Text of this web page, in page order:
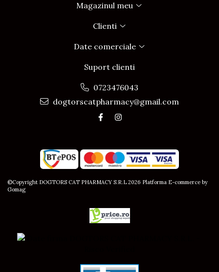
Magazinul meu
Clienti
Date comerciale
Suport clienti
0723476043
dogtorscatpharmacy@gmail.com
©Copyright DOGTORS CAT PHARMACY S.R.L 2026 Platforma E-commerce by
Gomag